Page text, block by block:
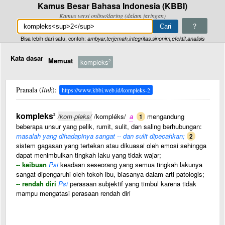
Kamus Besar Bahasa Indonesia (KBBI)
Kamus versi online/daring (dalam jaringan)
?
Bisa lebih dari satu, contoh: ambyar,terjemah,integritas,sinonim,efektif,analisis
Kata dasar Memuat kompleks2
Pranala (link): https://www.kbbi.web.id/kompleks-2
kompleks2 /kom·pleks//kompléks/ a 1
mengandung
beberapa unsur yang pelik, rumit, sulit, dan saling berhubungan:
masalah yang dihadapinya sangat -- dan sulit dipecahkan; 2
sistem gagasan yang tertekan atau dikuasai oleh emosi sehingga
dapat menimbulkan tingkah laku yang tidak wajar;
-- keibuan Psikeadaan seseorang yang semua tingkah lakunya
sangat dipengaruhi oleh tokoh ibu, biasanya dalam arti patologis;
-- rendah diri Psiperasaan subjektif yang timbul karena tidak
mampu mengatasi perasaan rendah diri